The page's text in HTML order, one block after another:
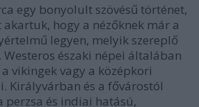
egy bonyolult szövésű történet,
hogy a nézőknek már a
legyen, melyik szereplő
északi népei általában
vikingek vagy a középkori
Királyvárban és a fővárostól
és indiai hatású,